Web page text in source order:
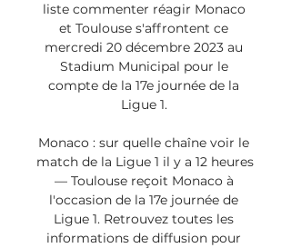
liste commenter réagir Monaco
et Toulouse s'affrontent ce
mercredi 20 décembre 2023 au
Stadium Municipal pour le
compte de la 17e journée de la
Ligue 1.
Monaco : sur quelle chaîne voir le
match de la Ligue 1 il y a 12 heures
— Toulouse reçoit Monaco à
l'occasion de la 17e journée de
Ligue 1. Retrouvez toutes les
informations de diffusion pour